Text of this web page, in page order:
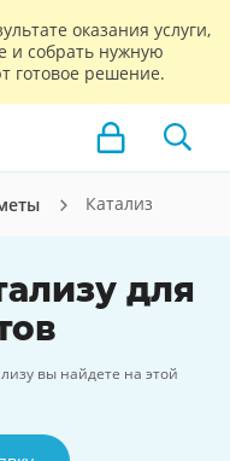
оказания услуги,
и собрать нужную
готовое решение.
Катализ
для
вы найдете на этой